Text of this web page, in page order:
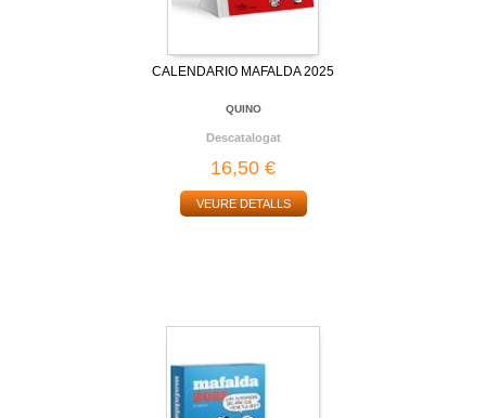
CALENDARIO MAFALDA 2025
QUINO
Descatalogat
16,50 €
VEURE DETALLS